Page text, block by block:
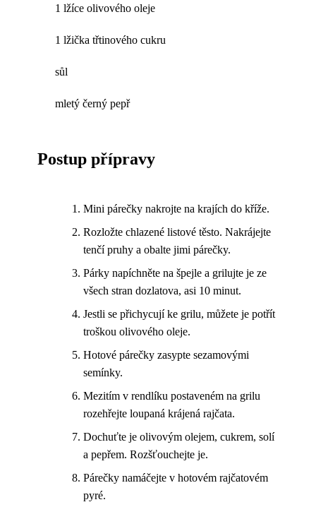
1 lžíce olivového oleje
1 lžička třtinového cukru
sůl
mletý černý pepř
Postup přípravy
Mini párečky nakrojte na krajích do kříže.
Rozložte chlazené listové těsto. Nakrájejte
tenčí pruhy a obalte jimi párečky.
Párky napíchněte na špejle a grilujte je ze
všech stran dozlatova, asi 10 minut.
Jestli se přichycují ke grilu, můžete je potřít
troškou olivového oleje.
Hotové párečky zasypte sezamovými
semínky.
Mezitím v rendlíku postaveném na grilu
rozehřejte loupaná krájená rajčata.
Dochuťte je olivovým olejem, cukrem, solí
a pepřem. Rozšťouchejte je.
Párečky namáčejte v hotovém rajčatovém
pyré.